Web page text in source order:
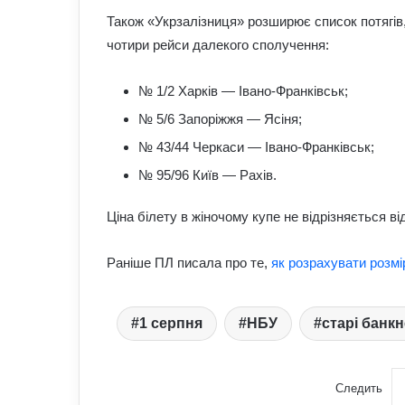
Також «Укрзалізниця» розширює список
чотири рейси далекого сполучення:
№ 1/2 Харків — Івано-Франківськ;
№ 5/6 Запоріжжя — Ясіня;
№ 43/44 Черкаси — Івано-Франківськ;
№ 95/96 Київ — Рахів.
Ціна білету в жіночому купе не відрізняється
Раніше ПЛ писала про те, як розрахувати
1 серпня НБУ старі
Следить